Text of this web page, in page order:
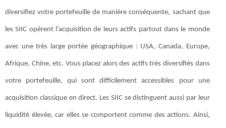
diversifiez votre portefeuille de manière conséquente, sachant que
les SIIC opèrent l’acquisition de leurs actifs partout dans le monde
avec une très large portée géographique : USA, Canada, Europe,
Afrique, Chine, etc. Vous placez alors des actifs très diversifiés dans
votre portefeuille, qui sont difficilement accessibles pour une
acquisition classique en direct. Les SIIC se distinguent aussi par leur
liquidité élevée, car elles se comportent comme des actions. Ainsi,